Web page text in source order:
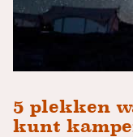
5 plekken
kunt